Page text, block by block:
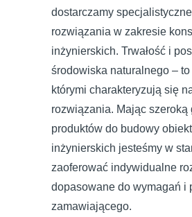
dostarczamy
rozwiązania w zakresie
inżynierskich. Trwałość i
środowiska naturalnego – to
którymi charakteryzują się
rozwiązania. Mając szeroką
produktów do budowy
inżynierskich jesteśmy w
zaoferować indywidualne
dopasowane do wymagań i
zamawiającego.